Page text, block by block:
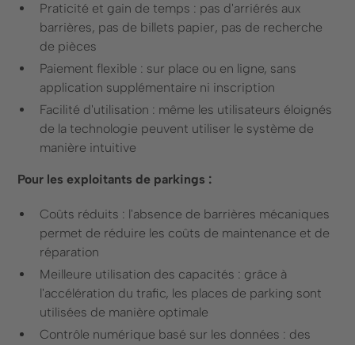
Praticité et gain de temps : pas d'arriérés aux
barrières, pas de billets papier, pas de recherche
de pièces
Paiement flexible : sur place ou en ligne, sans
application supplémentaire ni inscription
Facilité d'utilisation : même les utilisateurs éloignés
de la technologie peuvent utiliser le système de
manière intuitive
Pour les exploitants de parkings :
Coûts réduits : l'absence de barrières mécaniques
permet de réduire les coûts de maintenance et de
réparation
Meilleure utilisation des capacités : grâce à
l'accélération du trafic, les places de parking sont
utilisées de manière optimale
Contrôle numérique basé sur les données : des